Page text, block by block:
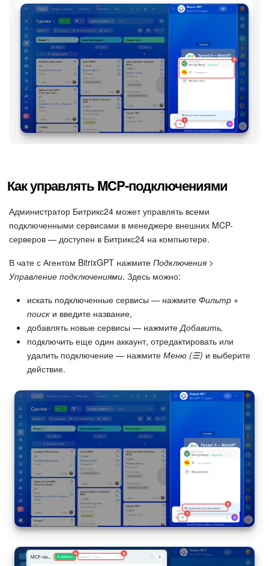
Как управлять MCP-подключениями
Администратор Битрикс24 может управлять всеми
подключенными сервисами в менеджере внешних MCP-
серверов — доступен в Битрикс24 на компьютере.
В чате с Агентом BitrixGPT нажмите Подключения >
Управление подключениями. Здесь можно:
искать подключенные сервисы — нажмите Фильтр +
поиск и введите название,
добавлять новые сервисы — нажмитеДобавить,
подключить еще один аккаунт, отредактировать или
удалить подключение — нажмите Меню (☰) и выберите
действие.